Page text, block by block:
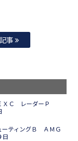
事
ＸＣ レーダーＰ
ティングＢ ＡＭＧ
日